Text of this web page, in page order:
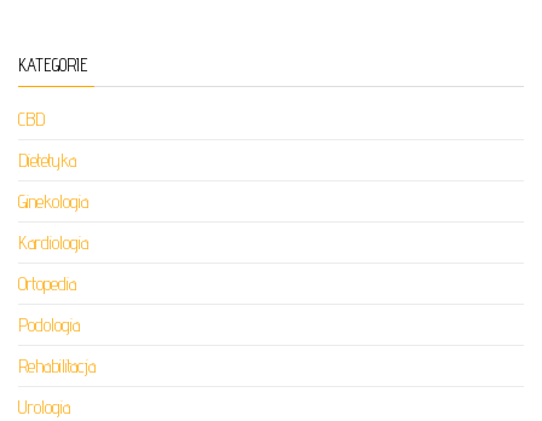
KATEGORIE
CBD
Dietetyka
Ginekologia
Kardiologia
Ortopedia
Podologia
Rehabilitacja
Urologia